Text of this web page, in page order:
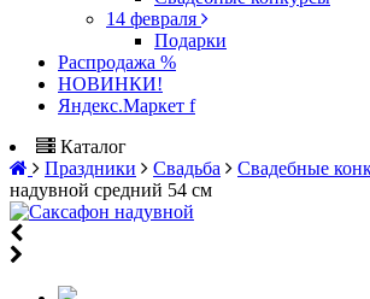
14 февраля
Подарки
Распродажа %
НОВИНКИ!
Яндекс.Маркет f
Каталог
Праздники
Свадьба Свадебные
надувной средний 54 см